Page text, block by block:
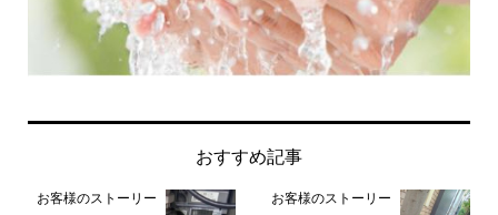
おすすめ記事
お客様のストーリー お客様のストーリー